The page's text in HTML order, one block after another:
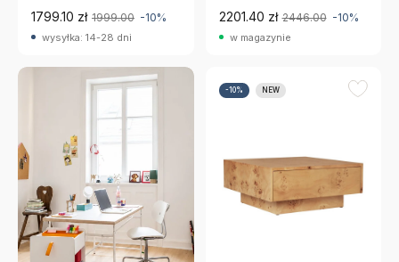
1799.10 zł 1999.00 -10%
wysyłka: 14-28 dni
2201.40 zł 2446.00 -10%
w magazynie
-10% NEW